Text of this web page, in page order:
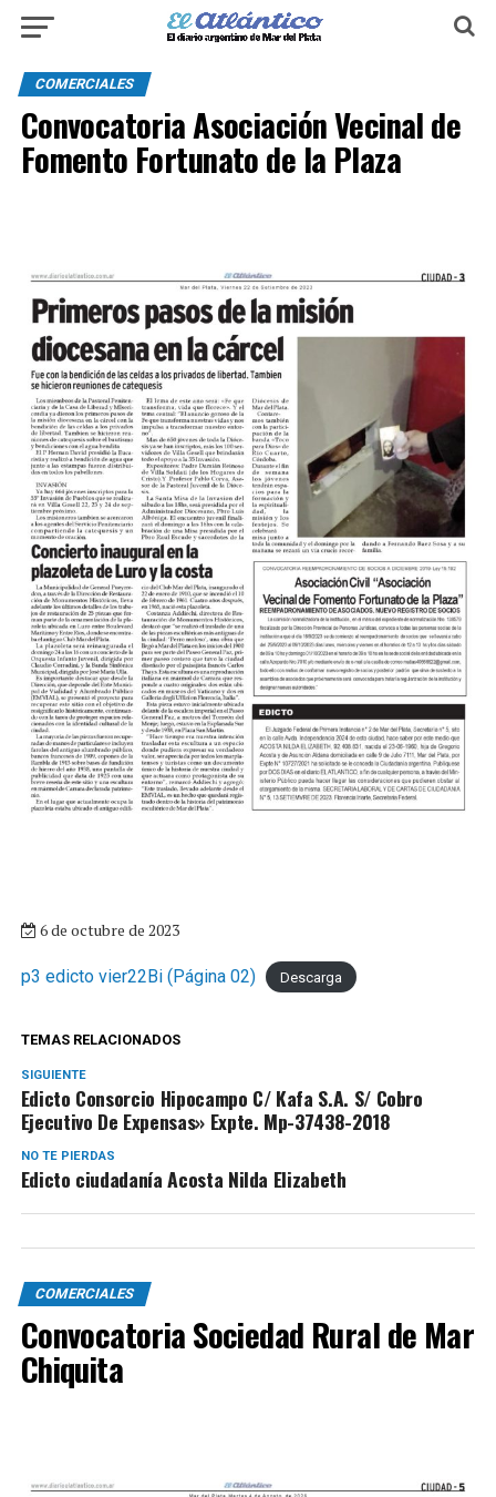
COMERCIALES
Convocatoria Asociación Vecinal de
Fomento Fortunato de la Plaza
6 de octubre de 2023
p3 edicto vier22Bi (Página 02) Descarga
TEMAS RELACIONADOS
SIGUIENTE
Edicto Consorcio Hipocampo C/ Kafa S.A. S/ Cobro
Ejecutivo De Expensas» Expte. Mp-37438-2018
NO TE PIERDAS
Edicto ciudadanía Acosta Nilda Elizabeth
COMERCIALES
Convocatoria Sociedad Rural de Mar
Chiquita